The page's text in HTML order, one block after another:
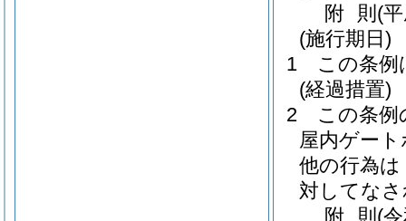
附 則 (
(施行期日)
1
この条例
(経過措置)
2
この条例
屋内ゲー
他の行為は
対してな
附 則 (